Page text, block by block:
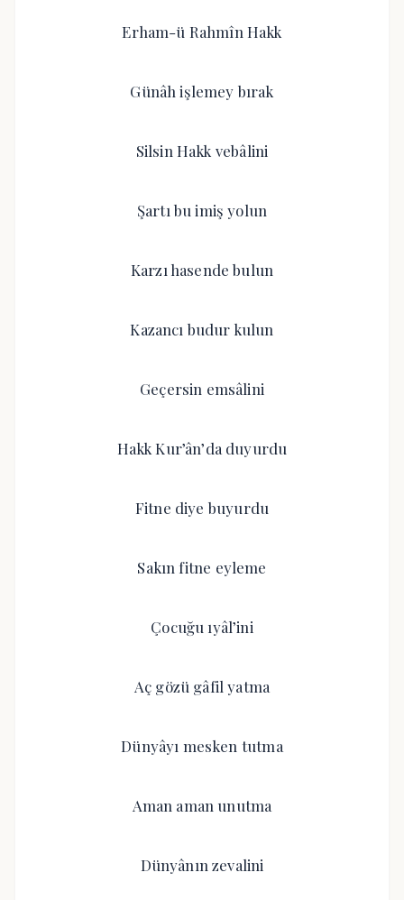
Erham-ü Rahmîn Hakk
Günâh işlemey bırak
Silsin Hakk vebâlini
Şartı bu imiş yolun
Karzı hasende bulun
Kazancı budur kulun
Geçersin emsâlini
Hakk Kur’ân’da duyurdu
Fitne diye buyurdu
Sakın fitne eyleme
Çocuğu ıyâl’ini
Aç gözü gâfil yatma
Dünyâyı mesken tutma
Aman aman unutma
Dünyânın zevalini